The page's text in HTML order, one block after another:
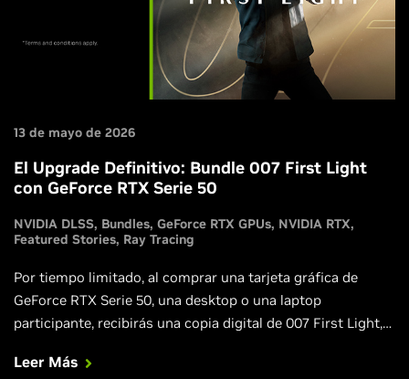
13 de mayo de 2026
El Upgrade Definitivo: Bundle 007 First Light
con GeForce RTX Serie 50
NVIDIA DLSS Bundles GeForce RTX GPUs NVIDIA RTX
Featured Stories Ray Tracing
Por tiempo limitado, al comprar una tarjeta gráfica de
GeForce RTX Serie 50, una desktop o una laptop
participante, recibirás una copia digital de 007 First Light,
DLSS Ray Reconstruction, NVIDIA Reflex e increíbles
Leer Más